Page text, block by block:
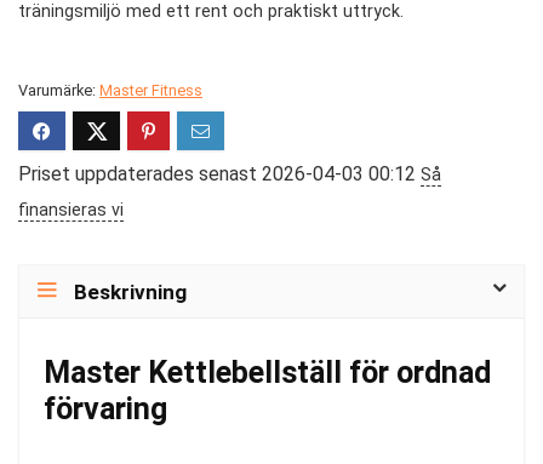
träningsmiljö med ett rent och praktiskt uttryck.
Varumärke: Master Fitness
Priset uppdaterades senast 2026-04-03 00:12 Så
finansieras vi
Beskrivning
Master Kettlebellställ för ordnad
förvaring